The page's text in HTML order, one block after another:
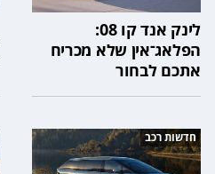
לינק אנד קו 08:
הפלאג־אין שלא מכריח
אתכם לבחור
חדשות רכב